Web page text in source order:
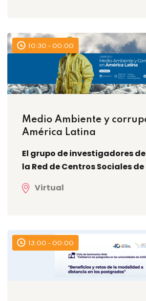
10:30 - 00:00
Medio Ambiente y
América Latina
El grupo de investigadores de
la Red de Centros Sociales de
Virtual
13:00 - 00:00